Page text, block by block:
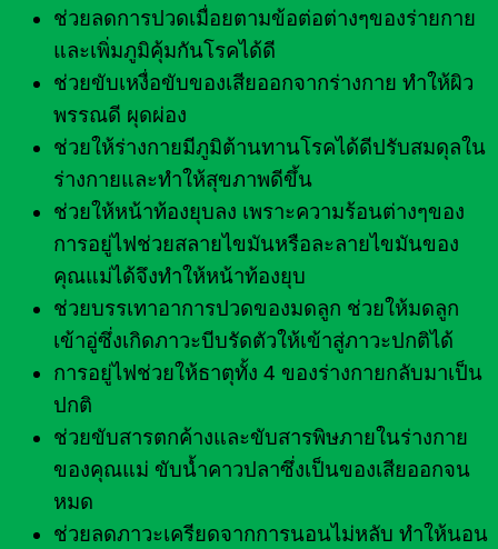
ช่วยลดการปวดเมื่อยตามข้อต่อต่างๆของร่ายกาย
และเพิ่มภูมิคุ้มกันโรคได้ดี
ช่วยขับเหงื่อขับของเสียออกจากร่างกาย ทำให้ผิว
พรรณดี ผุดผ่อง
ช่วยให้ร่างกายมีภูมิต้านทานโรคได้ดีปรับสมดุลใน
ร่างกายและทำให้สุขภาพดีขึ้น
ช่วยให้หน้าท้องยุบลง เพราะความร้อนต่างๆของ
การอยู่ไฟช่วยสลายไขมันหรือละลายไขมันของ
คุณแม่ได้จึงทำให้หน้าท้องยุบ
ช่วยบรรเทาอาการปวดของมดลูก ช่วยให้มดลูก
เข้าอู่ซึ่งเกิดภาวะบีบรัดตัวให้เข้าสู่ภาวะปกติได้
การอยู่ไฟช่วยให้ธาตุทั้ง 4 ของร่างกายกลับมาเป็น
ปกติ
ช่วยขับสารตกค้างและขับสารพิษภายในร่างกาย
ของคุณแม่ ขับน้ำคาวปลาซึ่งเป็นของเสียออกจน
หมด
ช่วยลดภาวะเครียดจากการนอนไม่หลับ ทำให้นอน